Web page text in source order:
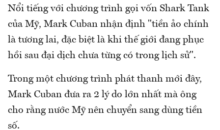
Nổi tiếng với chương trình gọi vốn Shark Tank
của Mỹ, Mark Cuban nhận định "tiền ảo chính
là tương lai, đặc biệt là khi thế giới đang phục
hồi sau đại dịch chưa từng có trong lịch sử".
Trong một chương trình phát thanh mới đây,
Mark Cuban đưa ra 2 lý do lớn nhất mà ông
cho rằng nước Mỹ nên chuyển sang dùng tiền
số.